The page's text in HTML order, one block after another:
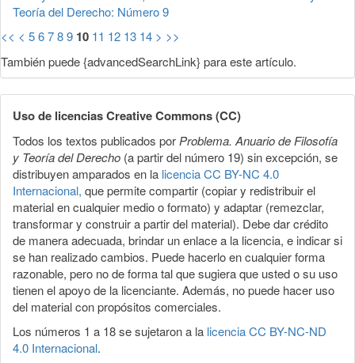
Teoría del Derecho: Número 9
<< < 56789 10 11 12 13 14 > >>
También puede {advancedSearchLink} para este artículo.
Uso de licencias Creative Commons (CC)
Todos los textos publicados por Problema. Anuario de Filosofía
y Teoría del Derecho (a partir del número 19) sin excepción, se
distribuyen amparados en la licencia CC BY-NC 4.0
Internacional, que permite compartir (copiar y redistribuir el
material en cualquier medio o formato) y adaptar (remezclar,
transformar y construir a partir del material). Debe dar crédito
de manera adecuada, brindar un enlace a la licencia, e indicar si
se han realizado cambios. Puede hacerlo en cualquier forma
razonable, pero no de forma tal que sugiera que usted o su uso
tienen el apoyo de la licenciante. Además, no puede hacer uso
del material con propósitos comerciales.
Los números 1 a 18 se sujetaron a la licencia CC BY-NC-ND
4.0 Internacional.